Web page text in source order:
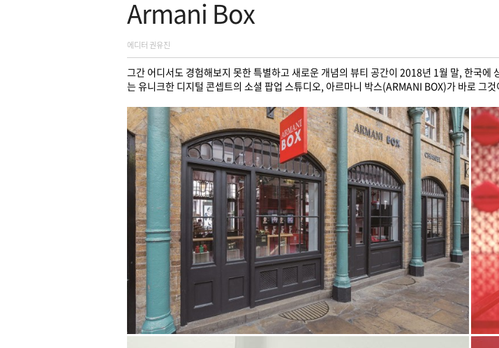
Armani Box
에디터 권유진
그간 어디서도 경험해보지 못한 특별하고 새로운 개념의 뷰티 공간이 2018년 1월 말, 한국
는 유니크한 디지털 콘셉트의 소셜 팝업 스튜디오, 아르마니 박스(ARMANI BOX)가 바로 그것